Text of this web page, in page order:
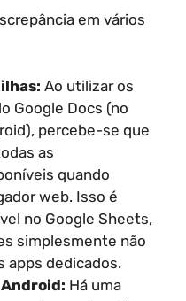
em vários
Ao utilizar os
Google Docs (no
percebe-se que
as
quando
web. Isso é
no Google Sheets,
simplesmente não
apps dedicados.
Há uma